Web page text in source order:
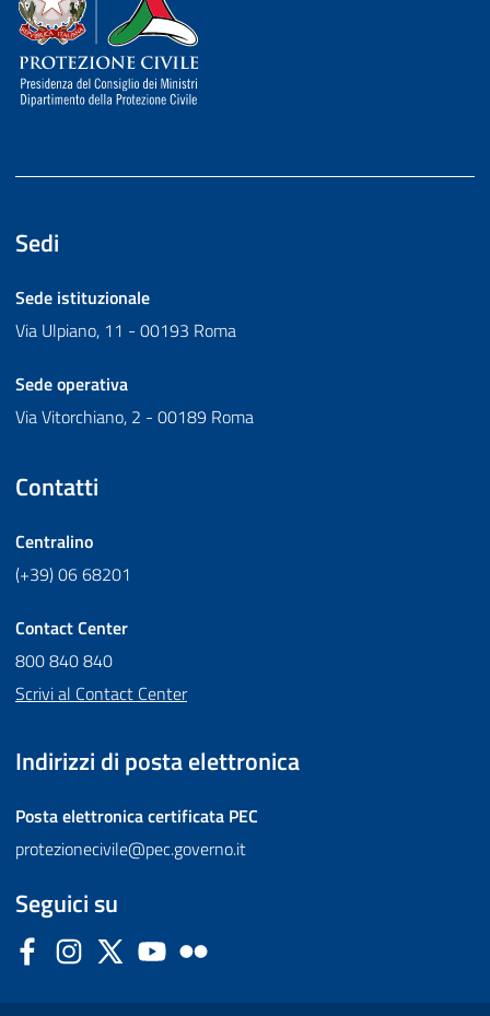
Sedi
Sede istituzionale
Via Ulpiano, 11 - 00193 Roma
Sede operativa
Via Vitorchiano, 2 - 00189 Roma
Contatti
Centralino
(+39) 06 68201
Contact Center
800 840 840
Scrivi al Contact Center
Indirizzi di posta elettronica
Posta elettronica certificata PEC
protezionecivile@pec.governo.it
Seguici su
FacebookInstagram
Twitter YouTube